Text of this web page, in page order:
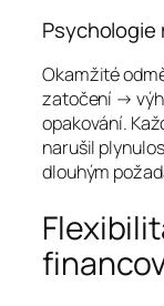
Okamžité
zatočení →
opakování.
narušil
dlouhým